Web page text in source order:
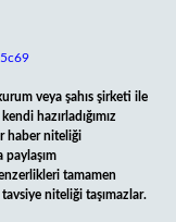
veya şahıs şirketi ile
hazırladığımız
haber niteliği
paylaşım
tamamen
niteliği taşımazlar.